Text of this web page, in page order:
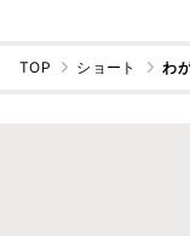
TOP ショート わ